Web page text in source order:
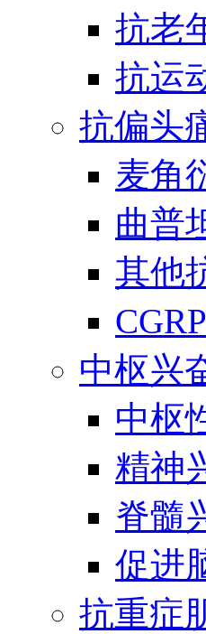
抗老
抗运
抗偏头
麦角
曲普
其他
中枢兴
中枢
精神
脊髓
促进
抗重症